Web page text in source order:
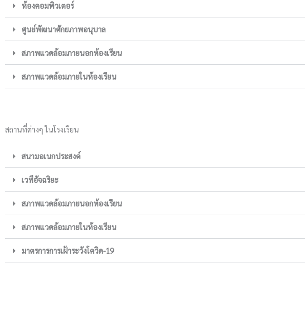
ห้องคอมพิวเตอร์
ศูนย์พัฒนาศักยภาพอนุบาล
สภาพแวดล้อมภายนอกห้องเรียน
สภาพแวดล้อมภายในห้องเรียน
สถานที่ต่างๆ ในโรงเรียน
สนามอเนกประสงค์
เวทีอัจฉริยะ
สภาพแวดล้อมภายนอกห้องเรียน
สภาพแวดล้อมภายในห้องเรียน
มาตรการการเฝ้าระวังโควิด-19